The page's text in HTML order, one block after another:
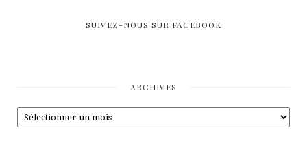
SUIVEZ-NOUS SUR FACEBOOK
ARCHIVES